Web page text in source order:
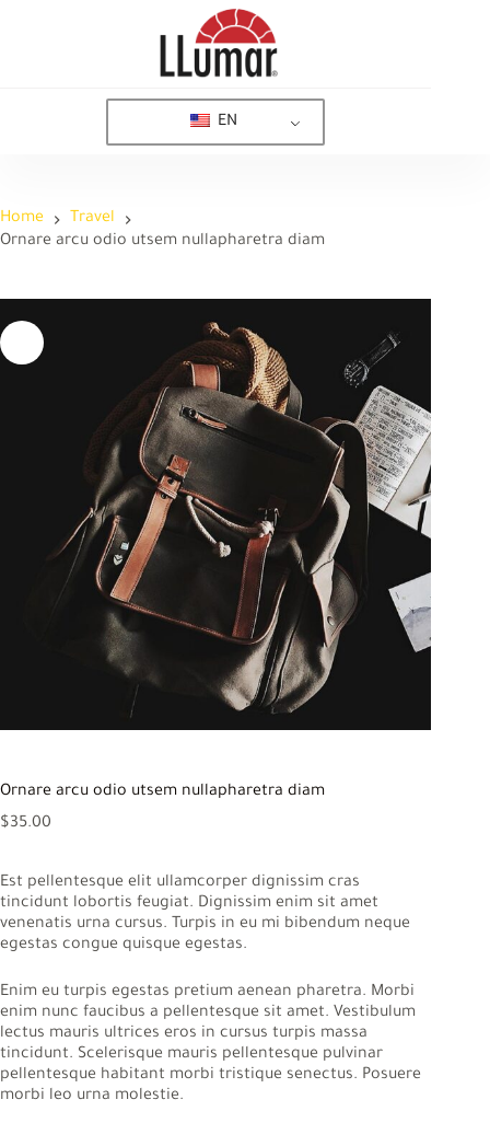
EN
Home
Travel
Ornare arcu odio utsem nullapharetra diam
Ornare arcu odio utsem nullapharetra diam
$35.00
Est pellentesque elit ullamcorper dignissim cras
tincidunt lobortis feugiat. Dignissim enim sit amet
venenatis urna cursus. Turpis in eu mi bibendum neque
egestas congue quisque egestas.
Enim eu turpis egestas pretium aenean pharetra. Morbi
enim nunc faucibus a pellentesque sit amet. Vestibulum
lectus mauris ultrices eros in cursus turpis massa
tincidunt. Scelerisque mauris pellentesque pulvinar
pellentesque habitant morbi tristique senectus. Posuere
morbi leo urna molestie.